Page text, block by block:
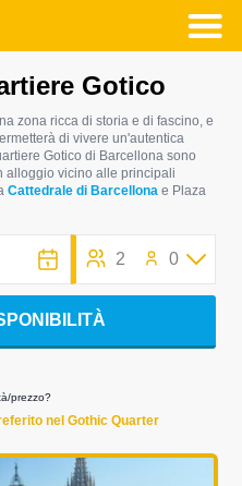
Gotico
zona ricca di storia e di fascino, e
di vivere un'autentica
Gotico di Barcellona sono
alloggio vicino alle principali
Cattedrale di Barcellona e Plaza
2 0
prezzo?
nel Gothic Quarter